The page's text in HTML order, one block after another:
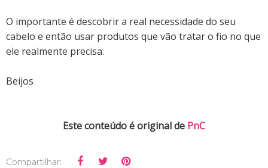
O importante é descobrir a real necessidade do seu
cabelo e então usar produtos que vão tratar o fio no que
ele realmente precisa.
Beijos
Este conteúdo é original de PnC
Compartilhar: